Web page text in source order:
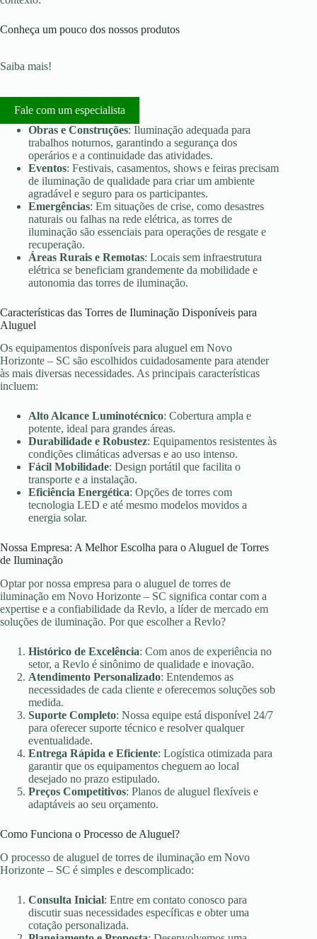
Conheça um pouco dos nossos produtos
Saiba mais!
Fale com um especialista
Obras e Construções: Iluminação adequada para
trabalhos noturnos, garantindo a segurança dos
operários e a continuidade das atividades.
Eventos: Festivais, casamentos, shows e feiras precisam
de iluminação de qualidade para criar um ambiente
agradável e seguro para os participantes.
Emergências: Em situações de crise, como desastres
naturais ou falhas na rede elétrica, as torres de
iluminação são essenciais para operações de resgate e
recuperação.
Áreas Rurais e Remotas: Locais sem infraestrutura
elétrica se beneficiam grandemente da mobilidade e
autonomia das torres de iluminação.
Características das Torres de Iluminação Disponíveis para
Aluguel
Os equipamentos disponíveis para aluguel em Novo
Horizonte – SC são escolhidos cuidadosamente para atender
às mais diversas necessidades. As principais características
incluem:
Alto Alcance Luminotécnico: Cobertura ampla e
potente, ideal para grandes áreas.
Durabilidade e Robustez: Equipamentos resistentes às
condições climáticas adversas e ao uso intenso.
Fácil Mobilidade: Design portátil que facilita o
transporte e a instalação.
Eficiência Energética: Opções de torres com
tecnologia LED e até mesmo modelos movidos a
energia solar.
Nossa Empresa: A Melhor Escolha para o Aluguel de Torres
de Iluminação
Optar por nossa empresa para o aluguel de torres de
iluminação em Novo Horizonte – SC significa contar com a
expertise e a confiabilidade da Revlo, a líder de mercado em
soluções de iluminação. Por que escolher a Revlo?
Histórico de Excelência: Com anos de experiência no
setor, a Revlo é sinônimo de qualidade e inovação.
Atendimento Personalizado: Entendemos as
necessidades de cada cliente e oferecemos soluções sob
medida.
Suporte Completo: Nossa equipe está disponível 24/7
para oferecer suporte técnico e resolver qualquer
eventualidade.
Entrega Rápida e Eficiente: Logística otimizada para
garantir que os equipamentos cheguem ao local
desejado no prazo estipulado.
Preços Competitivos: Planos de aluguel flexíveis e
adaptáveis ao seu orçamento.
Como Funciona o Processo de Aluguel?
O processo de aluguel de torres de iluminação em Novo
Horizonte – SC é simples e descomplicado:
Consulta Inicial: Entre em contato conosco para
discutir suas necessidades específicas e obter uma
cotação personalizada.